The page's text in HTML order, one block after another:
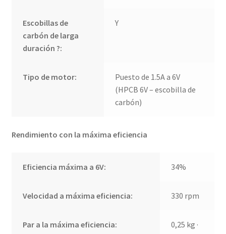
Escobillas de
carbón de larga
duración ?:
Y
Tipo de motor:
Puesto de 1.5A a 6V
(HPCB 6V – escobilla de
carbón)
Rendimiento con la máxima eficiencia
Eficiencia máxima a 6V: 34%
Velocidad a máxima eficiencia: 330 rpm
Par a la máxima eficiencia:
0,25 kg ·